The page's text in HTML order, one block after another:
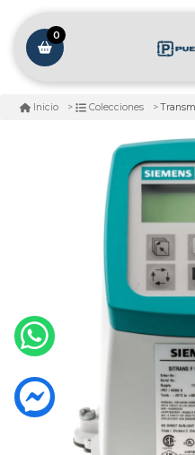
0
Inicio Colecciones Transmisor